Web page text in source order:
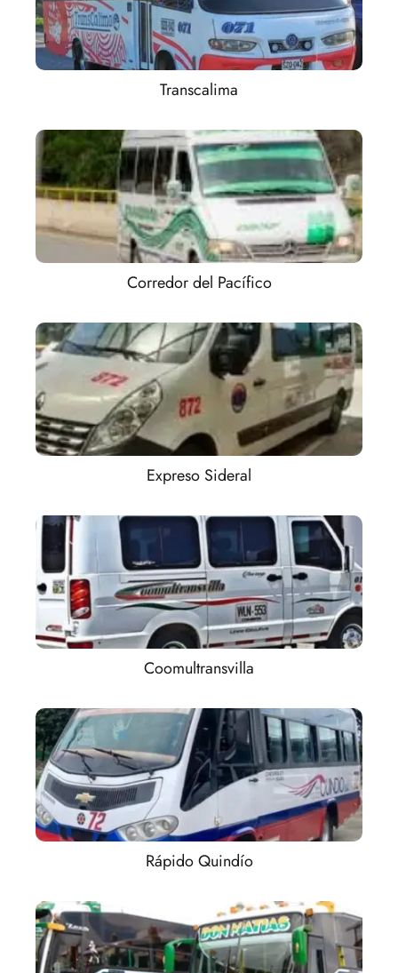
Transcalima
Corredor del Pacífico
Expreso Sideral
Coomultransvilla
Rápido Quindío